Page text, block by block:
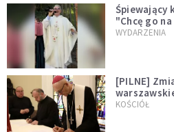
Śpiewający
"Chcę go
WYDARZENIA
[PILNE]
wręczył
KOŚCIÓŁ